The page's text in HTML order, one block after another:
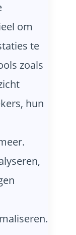
om
te
zoals
hun